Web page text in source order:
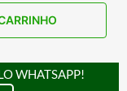
WHATSAPP!